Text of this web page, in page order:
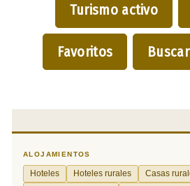
Turismo activo
Favoritos Buscar